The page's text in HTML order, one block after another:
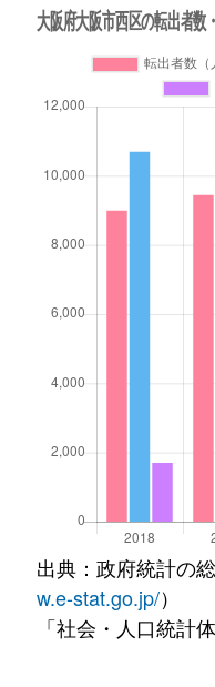
出典：政府統計の
w.e-stat.go.jp/）
「社会・人口統計